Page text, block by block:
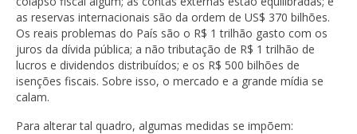
as reservas internacionais são da ordem de US$ 370 bilhões.
Os reais problemas do País são o R$ 1 trilhão gasto com os
juros da dívida pública; a não tributação de R$ 1 trilhão de
lucros e dividendos distribuídos; e os R$ 500 bilhões de
isenções fiscais. Sobre isso, o mercado e a grande mídia se
calam.
Para alterar tal quadro, algumas medidas se impõem: